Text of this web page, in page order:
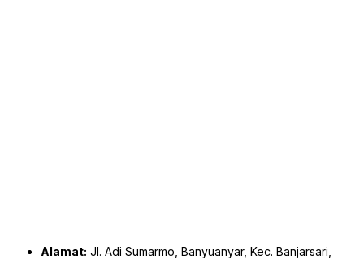
Alamat: Jl. Adi Sumarmo, Banyuanyar, Kec. Banjarsari,